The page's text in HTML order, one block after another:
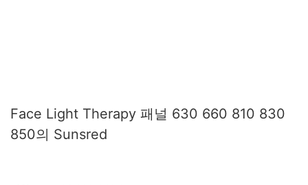
Face Light Therapy 패널 630 660 810 830
850의 Sunsred